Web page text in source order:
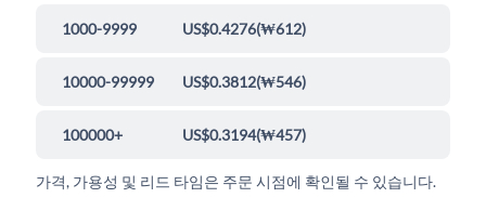
1000-9999 US$0.4276(₩612)
10000-99999 US$0.3812(₩546)
100000+ US$0.3194(₩457)
가격, 가용성 및 리드 타임은 주문 시점에 확인될 수 있습니다.